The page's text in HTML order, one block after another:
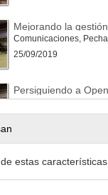
25/09/2019
25/09/2019
estas características.